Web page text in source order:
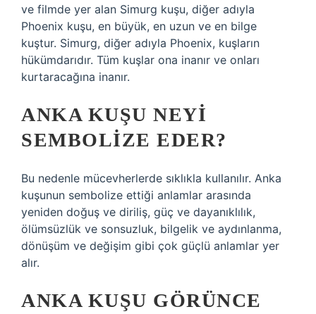
ve filmde yer alan Simurg kuşu, diğer adıyla
Phoenix kuşu, en büyük, en uzun ve en bilge
kuştur. Simurg, diğer adıyla Phoenix, kuşların
hükümdarıdır. Tüm kuşlar ona inanır ve onları
kurtaracağına inanır.
ANKA KUŞU NEYI
SEMBOLIZE EDER?
Bu nedenle mücevherlerde sıklıkla kullanılır. Anka
kuşunun sembolize ettiği anlamlar arasında
yeniden doğuş ve diriliş, güç ve dayanıklılık,
ölümsüzlük ve sonsuzluk, bilgelik ve aydınlanma,
dönüşüm ve değişim gibi çok güçlü anlamlar yer
alır.
ANKA KUŞU GÖRÜNCE